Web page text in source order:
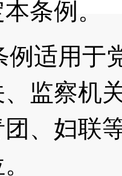
条例。
例适用于
监察机
、妇联